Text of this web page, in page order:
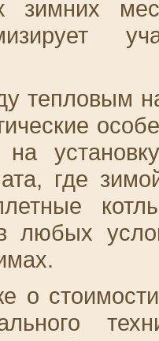
зимних
тепловым
где
в любых
о